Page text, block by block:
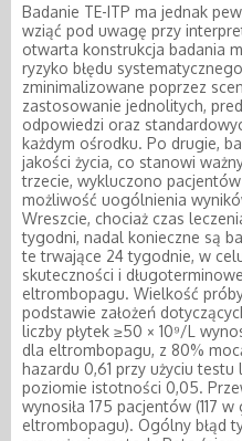
Badanie TE-ITP ma jednak
wziąć pod uwagę przy
otwarta konstrukcja badania
ryzyko błędu
zminimalizowane poprzez
zastosowanie jednolitych,
odpowiedzi oraz
każdym ośrodku. Po drugie,
jakości życia, co stanowi
trzecie, wykluczono
możliwość uogólnienia
Wreszcie, chociaż czas
tygodni, nadal konieczne są
te trwające 24 tygodnie, w
skuteczności i
eltrombopagu. Wielkość
podstawie założeń
liczby płytek ≥50 × 10⁹/L
dla eltrombopagu, z 80%
hazardu 0,61 przy użyciu
poziomie istotności 0,05.
wynosiła 175 pacjentów (117
eltrombopagu). Ogólny błąd